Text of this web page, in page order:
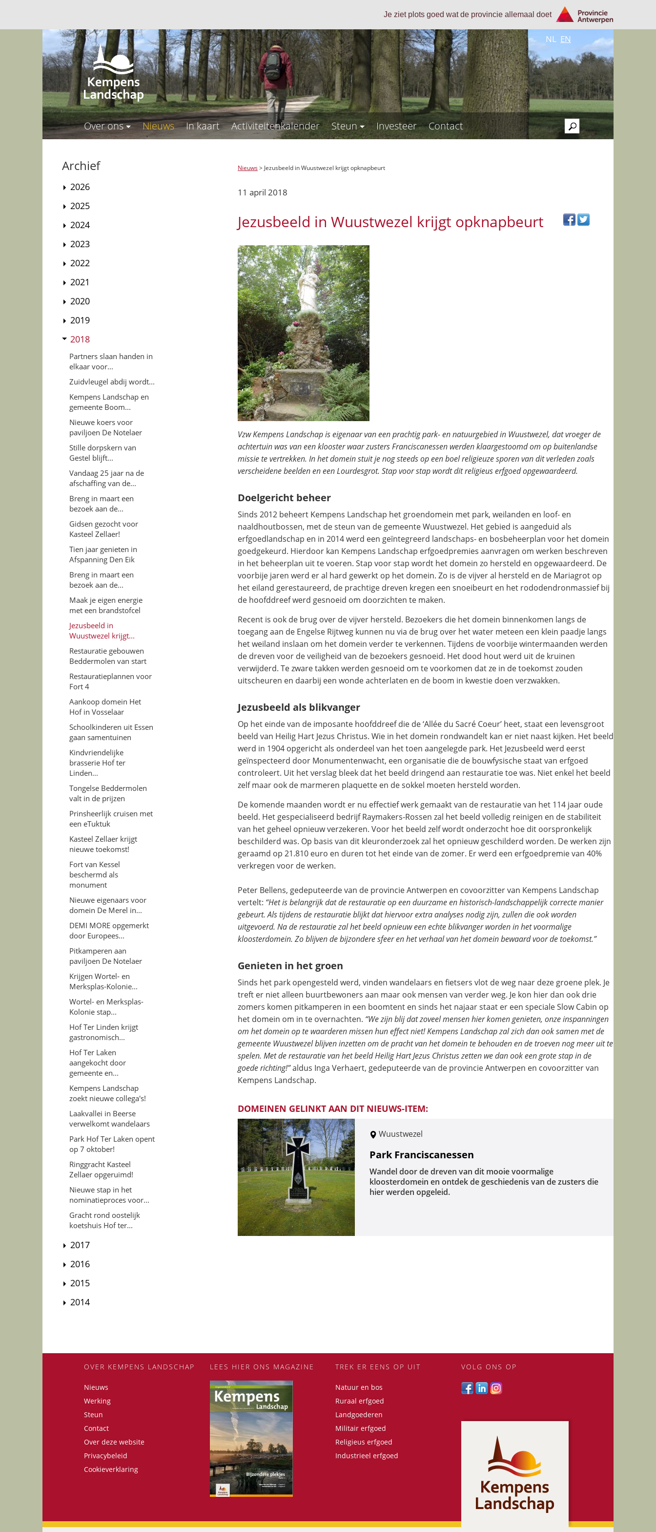
Je ziet plots goed wat de provincie allemaal doet
NL EN
Over ons Nieuws In kaart Activiteitenkalender Steun Investeer Contact
>
Nieuws> Jezusbeeld in Wuustwezel krijgt opknapbeurt
11 april 2018
Jezusbeeld in Wuustwezel krijgt opknapbeurt
Vzw Kempens Landschap is eigenaar van een prachtig park- en natuurgebied in Wuustwezel, dat vroeger de
achtertuin was van een klooster waar zusters Franciscanessen werden klaargestoomd om op buitenlandse
missie te vertrekken. In het domein stuit je nog steeds op een boel religieuze sporen van dit verleden zoals
verscheidene beelden en een Lourdesgrot. Stap voor stap wordt dit religieus erfgoed opgewaardeerd.
Doelgericht beheer
Sinds 2012 beheert Kempens Landschap het groendomein met park, weilanden en loof- en
naaldhoutbossen, met de steun van de gemeente Wuustwezel. Het gebied is aangeduid als
erfgoedlandschap en in 2014 werd een geïntegreerd landschaps- en bosbeheerplan voor het domein
goedgekeurd. Hierdoor kan Kempens Landschap erfgoedpremies aanvragen om werken beschreven
in het beheerplan uit te voeren. Stap voor stap wordt het domein zo hersteld en opgewaardeerd. De
voorbije jaren werd er al hard gewerkt op het domein. Zo is de vijver al hersteld en de Mariagrot op
het eiland gerestaureerd, de prachtige dreven kregen een snoeibeurt en het rododendronmassief bij
de hoofddreef werd gesnoeid om doorzichten te maken.
Recent is ook de brug over de vijver hersteld. Bezoekers die het domein binnenkomen langs de
toegang aan de Engelse Rijtweg kunnen nu via de brug over het water meteen een klein paadje langs
het weiland inslaan om het domein verder te verkennen. Tijdens de voorbije wintermaanden werden
de dreven voor de veiligheid van de bezoekers gesnoeid. Het dood hout werd uit de kruinen
verwijderd. Te zware takken werden gesnoeid om te voorkomen dat ze in de toekomst zouden
uitscheuren en daarbij een wonde achterlaten en de boom in kwestie doen verzwakken.
Jezusbeeld als blikvanger
Op het einde van de imposante hoofddreef die de ‘Allée du Sacré Coeur’ heet, staat een levensgroot
beeld van Heilig Hart Jezus Christus. Wie in het domein rondwandelt kan er niet naast kijken. Het beeld
werd in 1904 opgericht als onderdeel van het toen aangelegde park. Het Jezusbeeld werd eerst
geïnspecteerd door Monumentenwacht, een organisatie die de bouwfysische staat van erfgoed
controleert. Uit het verslag bleek dat het beeld dringend aan restauratie toe was. Niet enkel het beeld
zelf maar ook de marmeren plaquette en de sokkel moeten hersteld worden.
De komende maanden wordt er nu effectief werk gemaakt van de restauratie van het 114 jaar oude
beeld. Het gespecialiseerd bedrijf Raymakers-Rossen zal het beeld volledig reinigen en de stabiliteit
van het geheel opnieuw verzekeren. Voor het beeld zelf wordt onderzocht hoe dit oorspronkelijk
beschilderd was. Op basis van dit kleuronderzoek zal het opnieuw geschilderd worden. De werken zijn
geraamd op 21.810 euro en duren tot het einde van de zomer. Er werd een erfgoedpremie van 40%
verkregen voor de werken.
Peter Bellens, gedeputeerde van de provincie Antwerpen en covoorzitter van Kempens Landschap
vertelt: “Het is belangrijk dat de restauratie op een duurzame en historisch-landschappelijk correcte manier
gebeurt. Als tijdens de restauratie blijkt dat hiervoor extra analyses nodig zijn, zullen die ook worden
uitgevoerd. Na de restauratie zal het beeld opnieuw een echte blikvanger worden in het voormalige
kloosterdomein. Zo blijven de bijzondere sfeer en het verhaal van het domein bewaard voor de toekomst.”
Genieten in het groen
Sinds het park opengesteld werd, vinden wandelaars en fietsers vlot de weg naar deze groene plek. Je
treft er niet alleen buurtbewoners aan maar ook mensen van verder weg. Je kon hier dan ook drie
zomers komen pitkamperen in een boomtent en sinds het najaar staat er een speciale Slow Cabin op
het domein om in te overnachten. “We zijn blij dat zoveel mensen hier komen genieten, onze inspanningen
om het domein op te waarderen missen hun effect niet! Kempens Landschap zal zich dan ook samen met de
gemeente Wuustwezel blijven inzetten om de pracht van het domein te behouden en de troeven nog meer uit te
spelen. Met de restauratie van het beeld Heilig Hart Jezus Christus zetten we dan ook een grote stap in de
goede richting!”aldus Inga Verhaert, gedeputeerde van de provincie Antwerpen en covoorzitter van
Kempens Landschap.
DOMEINEN GELINKT AAN DIT NIEUWS-ITEM:
Wuustwezel
Park Franciscanessen
Wandel door de dreven van dit mooie voormalige
kloosterdomein en ontdek de geschiedenis van de zusters die
hier werden opgeleid.
Archief
2026
2025
2024
2023
2022
2021
2020
2019
2018
Partners slaan handen in
elkaar voor...
Zuidvleugel abdij wordt...
Kempens Landschap en
gemeente Boom...
Nieuwe koers voor
paviljoen De Notelaer
Stille dorpskern van
Gestel blijft...
Vandaag 25 jaar na de
afschaffing van de...
Breng in maart een
bezoek aan de...
Gidsen gezocht voor
Kasteel Zellaer!
Tien jaar genieten in
Afspanning Den Eik
Breng in maart een
bezoek aan de...
Maak je eigen energie
met een brandstofcel
Jezusbeeld in
Wuustwezel krijgt...
Restauratie gebouwen
Beddermolen van start
Restauratieplannen voor
Fort 4
Aankoop domein Het
Hof in Vosselaar
Schoolkinderen uit Essen
gaan samentuinen
Kindvriendelijke
brasserie Hof ter
Linden...
Tongelse Beddermolen
valt in de prijzen
Prinsheerlijk cruisen met
een eTuktuk
Kasteel Zellaer krijgt
nieuwe toekomst!
Fort van Kessel
beschermd als
monument
Nieuwe eigenaars voor
domein De Merel in...
DEMI MORE opgemerkt
door Europees...
Pitkamperen aan
paviljoen De Notelaer
Krijgen Wortel- en
Merksplas-Kolonie...
Wortel- en Merksplas-
Kolonie stap...
Hof Ter Linden krijgt
gastronomisch...
Hof Ter Laken
aangekocht door
gemeente en...
Kempens Landschap
zoekt nieuwe collega's!
Laakvallei in Beerse
verwelkomt wandelaars
Park Hof Ter Laken opent
op 7 oktober!
Ringgracht Kasteel
Zellaer opgeruimd!
Nieuwe stap in het
nominatieproces voor...
Gracht rond oostelijk
koetshuis Hof ter...
2017
2016
2015
2014
OVER KEMPENS LANDSCHAP
Nieuws
Werking
Steun
Contact
Over deze website
Privacybeleid
Cookieverklaring
LEES HIER ONS MAGAZINE TREK ER EENS OP UIT
Natuur en bos
Ruraal erfgoed
Landgoederen
Militair erfgoed
Religieus erfgoed
Industrieel erfgoed
VOLG ONS OP